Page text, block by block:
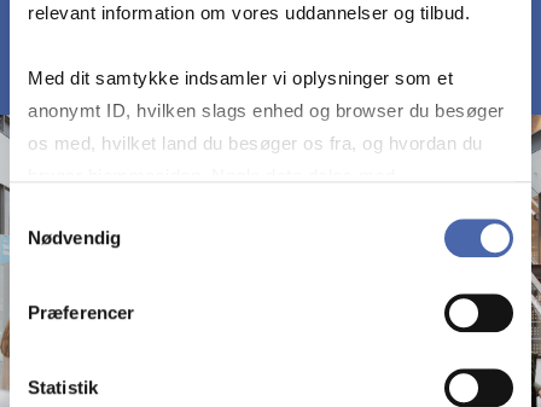
relevant information om vores uddannelser og tilbud.
Med dit samtykke indsamler vi oplysninger som et
anonymt ID, hvilken slags enhed og browser du besøger
os med, hvilket land du besøger os fra, og hvordan du
markedsføring. Du bestemmer selv - og kan altid trække
Nødvendig
Præferencer
Statistik